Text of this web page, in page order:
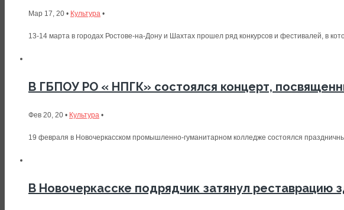
Мар 17, 20 • Культура •
13-14 марта в городах Ростове-на-Дону и Шахтах прошел ряд конкурсов и фестивалей, в
В ГБПОУ РО « НПГК» состоялся концерт,
Фев 20, 20 • Культура •
19 февраля в Новочеркасском промышленно-гуманитарном колледже состоялся
В Новочеркасске подрядчик затянул реставрацию